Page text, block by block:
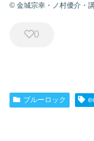
© 金城宗幸・ノ村優介・
0
ブルーロック